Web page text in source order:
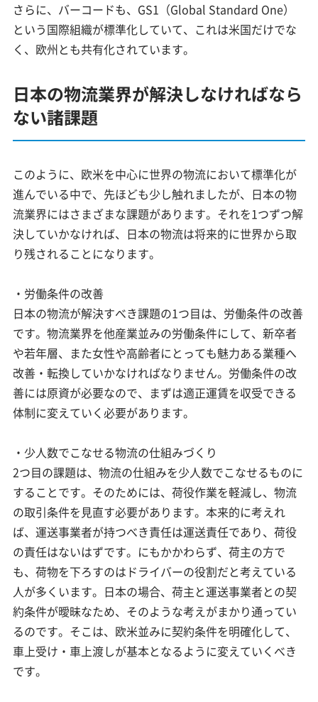
さらに、バーコードも、GS1（Global Standard One）
という国際組織が標準化していて、これは米国だけでな
く、欧州とも共有化されています。
日本の物流業界が解決しなければなら
ない諸課題
このように、欧米を中心に世界の物流において標準化が
進んでいる中で、先ほども少し触れましたが、日本の物
流業界にはさまざまな課題があります。それを1つずつ解
決していかなければ、日本の物流は将来的に世界から取
り残されることになります。
・労働条件の改善
日本の物流が解決すべき課題の1つ目は、労働条件の改善
です。物流業界を他産業並みの労働条件にして、新卒者
や若年層、また女性や高齢者にとっても魅力ある業種へ
改善・転換していかなければなりません。労働条件の改
善には原資が必要なので、まずは適正運賃を収受できる
体制に変えていく必要があります。
・少人数でこなせる物流の仕組みづくり
2つ目の課題は、物流の仕組みを少人数でこなせるものに
することです。そのためには、荷役作業を軽減し、物流
の取引条件を見直す必要があります。本来的に考えれ
ば、運送事業者が持つべき責任は運送責任であり、荷役
の責任はないはずです。にもかかわらず、荷主の方で
も、荷物を下ろすのはドライバーの役割だと考えている
人が多くいます。日本の場合、荷主と運送事業者との契
約条件が曖昧なため、そのような考えがまかり通ってい
るのです。そこは、欧米並みに契約条件を明確化して、
車上受け・車上渡しが基本となるように変えていくべき
です。